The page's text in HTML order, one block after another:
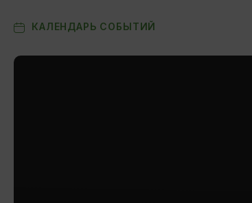
КАЛЕНДАРЬ СОБЫТИЙ